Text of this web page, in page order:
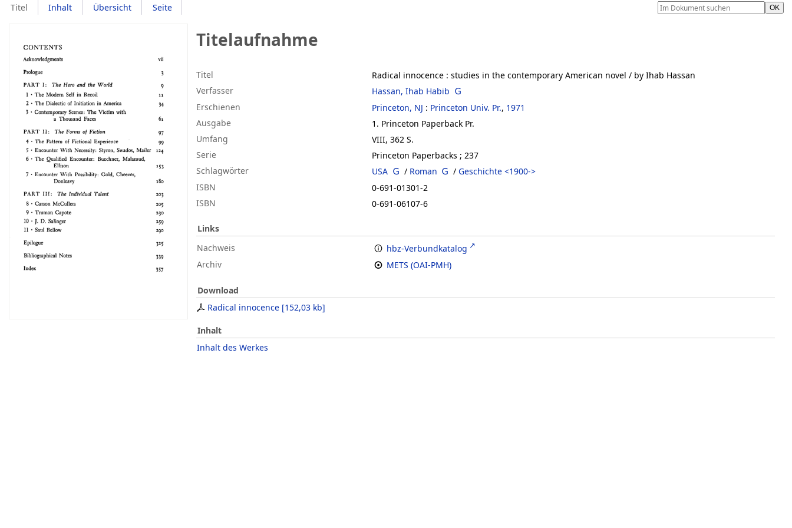
Titel Inhalt Übersicht Seite
Titelaufnahme
Titel Radical innocence : studies in the contemporary American novel / by Ihab Hassan
Verfasser
Hassan, Ihab Habib
Erschienen
Princeton, NJ : Princeton Univ. Pr., 1971
Ausgabe
1. Princeton Paperback Pr.
Umfang
VIII, 362 S.
Serie
Princeton Paperbacks ; 237
Schlagwörter
USA / Roman / Geschichte <1900->
ISBN
0-691-01301-2
ISBN
0-691-06107-6
Links
Nachweis
hbz-Verbundkatalog
Archiv
METS (OAI-PMH)
Download
Radical innocence [152,03 kb]
Inhalt
Inhalt des Werkes